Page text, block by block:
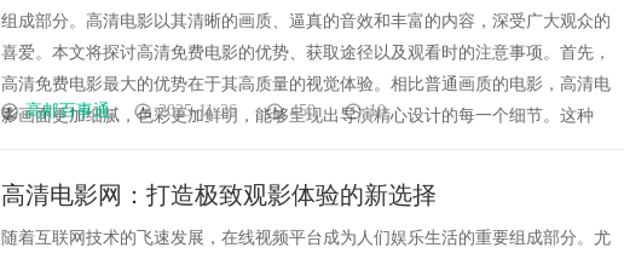
组成部分。高清电影以其清晰的画质、逼真的音效和丰富的内容，深受广大观众的
喜爱。本文将探讨高清免费电影的优势、获取途径以及观看时的注意事项。首先，
高清免费电影最大的优势在于其高质量的视觉体验。相比普通画质的电影，高清电
影画面更加细腻，色彩更加鲜明，能够呈现出导演精心设计的每一个细节。这种
高邮百事通 2025-11-26 450 10
高清电影网：打造极致观影体验的新选择
随着互联网技术的飞速发展，在线视频平台成为人们娱乐生活的重要组成部分。尤